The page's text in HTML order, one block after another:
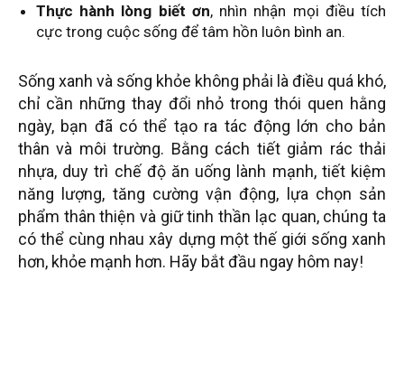
Thực hành lòng biết ơn, nhìn nhận mọi điều tích
cực trong cuộc sống để tâm hồn luôn bình an.
Sống xanh và sống khỏe không phải là điều quá khó,
chỉ cần những thay đổi nhỏ trong thói quen hằng
ngày, bạn đã có thể tạo ra tác động lớn cho bản
thân và môi trường. Bằng cách tiết giảm rác thải
nhựa, duy trì chế độ ăn uống lành mạnh, tiết kiệm
năng lượng, tăng cường vận động, lựa chọn sản
phẩm thân thiện và giữ tinh thần lạc quan, chúng ta
có thể cùng nhau xây dựng một thế giới sống xanh
hơn, khỏe mạnh hơn. Hãy bắt đầu ngay hôm nay!